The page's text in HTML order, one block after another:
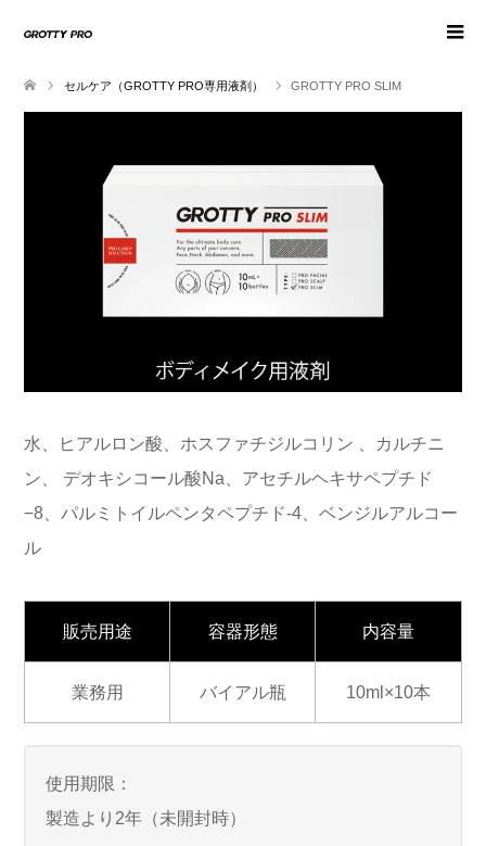
セルケア（GROTTY PRO専用液剤） GROTTY PRO SLIM
水、ヒアルロン酸、ホスファチジルコリン 、カルチニ
ン、 デオキシコール酸Na、アセチルヘキサペプチド
−8、パルミトイルペンタペプチド-4、ベンジルアルコー
ル
販売用途 容器形態 内容量
業務用 バイアル瓶 10ml×10本
使用期限：
製造より2年（未開封時）